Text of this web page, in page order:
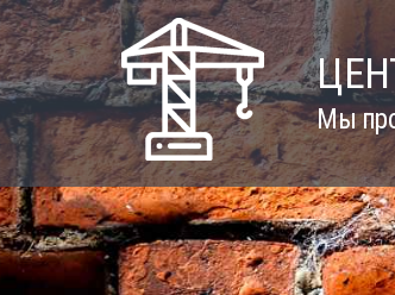
Skip
to
content
Мы